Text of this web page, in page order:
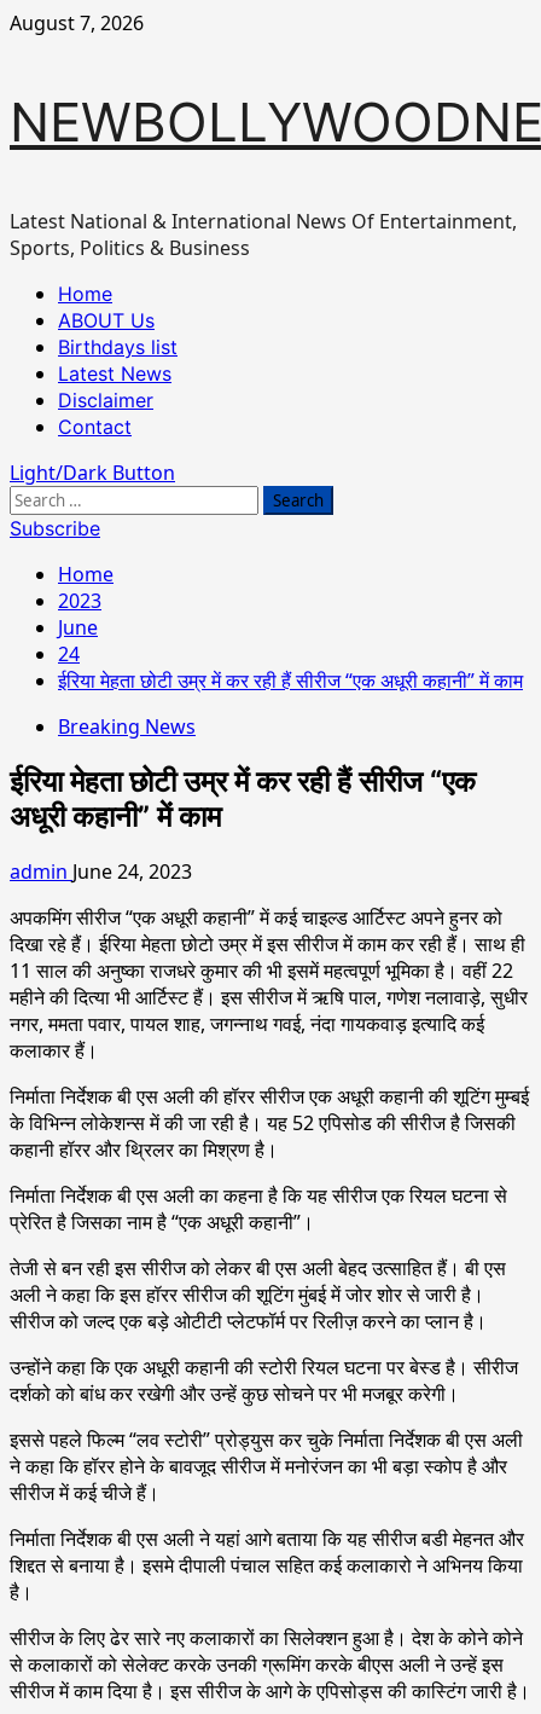
Skip
August 7, 2026
Latest National & International News Of Entertainment,
Sports, Politics & Business
Primary
Menu
Home
ABOUT Us
Birthdays list
Latest News
Disclaimer
Contact
Light/Dark Button
Search
for:
Subscribe
Home
2023
June
24
ईरिया मेहता छोटी उम्र में कर रही हैं सीरीज “एक अधूरी कहानी” में काम
Breaking News
ईरिया मेहता छोटी उम्र में कर रही हैं सीरीज “एक
अधूरी कहानी” में काम
admin June 24, 2023
अपकमिंग सीरीज “एक अधूरी कहानी” में कई चाइल्ड आर्टिस्ट अपने हुनर को
दिखा रहे हैं। ईरिया मेहता छोटो उम्र में इस सीरीज में काम कर रही हैं। साथ ही
11 साल की अनुष्का राजधरे कुमार की भी इसमें महत्वपूर्ण भूमिका है। वहीं 22
महीने की दित्या भी आर्टिस्ट हैं। इस सीरीज में ऋषि पाल, गणेश नलावाड़े, सुधीर
नगर, ममता पवार, पायल शाह, जगन्नाथ गवई, नंदा गायकवाड़ इत्यादि कई
कलाकार हैं।
निर्माता निर्देशक बी एस अली की हॉरर सीरीज एक अधूरी कहानी की शूटिंग मुम्बई
के विभिन्न लोकेशन्स में की जा रही है। यह 52 एपिसोड की सीरीज है जिसकी
कहानी हॉरर और थ्रिलर का मिश्रण है।
निर्माता निर्देशक बी एस अली का कहना है कि यह सीरीज एक रियल घटना से
प्रेरित है जिसका नाम है “एक अधूरी कहानी”।
तेजी से बन रही इस सीरीज को लेकर बी एस अली बेहद उत्साहित हैं। बी एस
अली ने कहा कि इस हॉरर सीरीज की शूटिंग मुंबई में जोर शोर से जारी है।
सीरीज को जल्द एक बड़े ओटीटी प्लेटफॉर्म पर रिलीज़ करने का प्लान है।
उन्होंने कहा कि एक अधूरी कहानी की स्टोरी रियल घटना पर बेस्ड है। सीरीज
दर्शको को बांध कर रखेगी और उन्हें कुछ सोचने पर भी मजबूर करेगी।
इससे पहले फिल्म “लव स्टोरी” प्रोड्युस कर चुके निर्माता निर्देशक बी एस अली
ने कहा कि हॉरर होने के बावजूद सीरीज में मनोरंजन का भी बड़ा स्कोप है और
सीरीज में कई चीजे हैं।
निर्माता निर्देशक बी एस अली ने यहां आगे बताया कि यह सीरीज बडी मेहनत और
शिद्दत से बनाया है। इसमे दीपाली पंचाल सहित कई कलाकारो ने अभिनय किया
है।
सीरीज के लिए ढेर सारे नए कलाकारों का सिलेक्शन हुआ है। देश के कोने कोने
से कलाकारों को सेलेक्ट करके उनकी ग्रूमिंग करके बीएस अली ने उन्हें इस
सीरीज में काम दिया है। इस सीरीज के आगे के एपिसोड्स की कास्टिंग जारी है।